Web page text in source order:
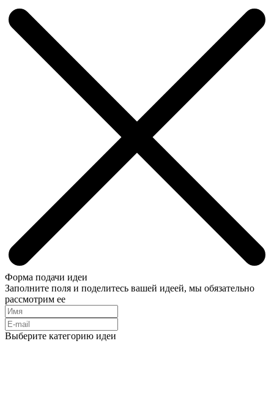
Форма подачи идеи
Заполните поля и поделитесь вашей идеей, мы обязательно
рассмотрим ее
Выберите категорию идеи